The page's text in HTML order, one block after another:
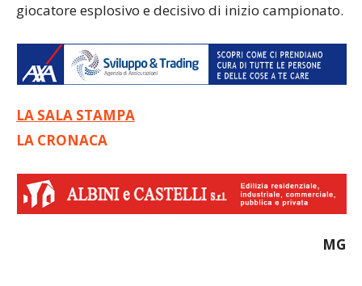
giocatore esplosivo e decisivo di inizio campionato.
LA SALA STAMPA
LA CRONACA
MG